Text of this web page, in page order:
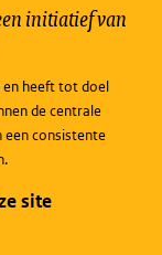
initiatief van
en heeft tot doel
de centrale
een consistente
site